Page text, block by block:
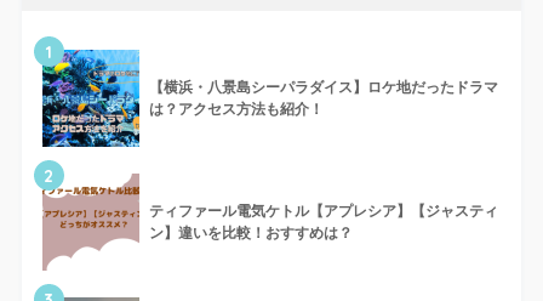
1
【横浜・八景島シーパラダイス】ロケ地だったドラマ
は？アクセス方法も紹介！
2
ティファール電気ケトル【アプレシア】【ジャスティ
ン】違いを比較！おすすめは？